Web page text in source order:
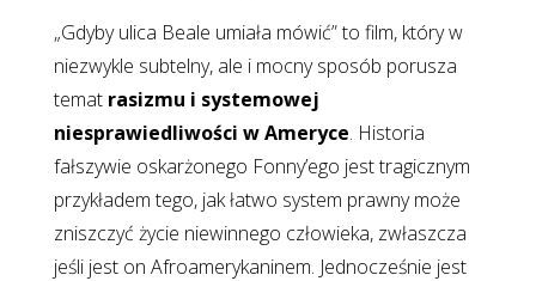
„Gdyby ulica Beale umiała mówić” to film, który w
niezwykle subtelny, ale i mocny sposób porusza
temat rasizmu i systemowej
niesprawiedliwości w Ameryce. Historia
fałszywie oskarżonego Fonny’ego jest tragicznym
przykładem tego, jak łatwo system prawny może
zniszczyć życie niewinnego człowieka, zwłaszcza
jeśli jest on Afroamerykaninem. Jednocześnie jest